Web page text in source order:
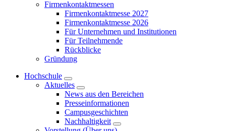
Firmenkontaktmessen
Firmenkontaktmesse 2027
Firmenkontaktmesse 2026
Für Unternehmen und Institutionen
Für Teilnehmende
Rückblicke
Gründung
Hochschule
Aktuelles
News aus den Bereichen
Presseinformationen
Campusgeschichten
Nachhaltigkeit